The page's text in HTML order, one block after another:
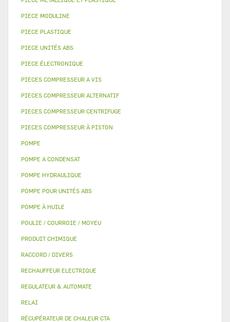
PIECE MODULINE
PIECE PLASTIQUE
PIECE UNITÉS ABS
PIECE ÉLECTRONIQUE
PIECES COMPRESSEUR A VIS
PIECES COMPRESSEUR ALTERNATIF
PIECES COMPRESSEUR CENTRIFUGE
PIECES COMPRESSEUR À PISTON
POMPE
POMPE A CONDENSAT
POMPE HYDRAULIQUE
POMPE POUR UNITÉS ABS
POMPE À HUILE
POULIE / COURROIE / MOYEU
PRODUIT CHIMIQUE
RACCORD / DIVERS
RECHAUFFEUR ELECTRIQUE
REGULATEUR & AUTOMATE
RELAI
RÉCUPÉRATEUR DE CHALEUR CTA